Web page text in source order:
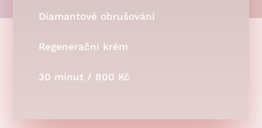
Diamantové obrušování
Regenerační krém
30 minut / 800 Kč